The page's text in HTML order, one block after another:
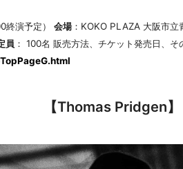
終演予定） 会場：KOKO PLAZA 大阪市
員 ： 100名 販売方法、チケット発売日、そ
【Thomas Pridgen】